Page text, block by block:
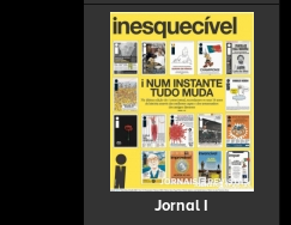
Jornal I